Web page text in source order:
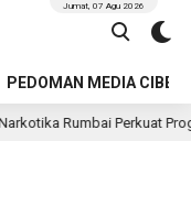
PEDOMAN MEDIA CIBER
Jumat, 07 Agu 2026
Perkuat Program